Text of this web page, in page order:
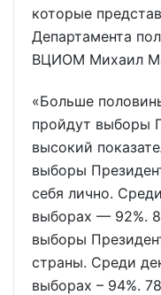
которые
Департамента
ВЦИОМ Михаил
«Больше
пройдут выборы
высокий
выборы
себя лично.
выборах — 92%.
выборы
страны. Среди
выборах – 94%.